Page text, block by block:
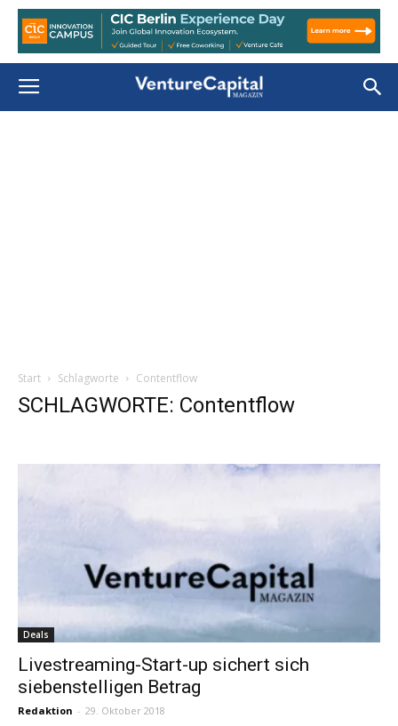
Start Schlagworte Contentflow
SCHLAGWORTE: Contentflow
Deals
Livestreaming-Start-up sichert sich
siebenstelligen Betrag
Redaktion - 29. Oktober 2018